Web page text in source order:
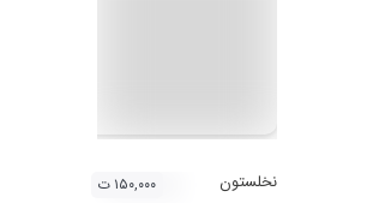
نخلستون ۱۵۰,۰۰۰ ت